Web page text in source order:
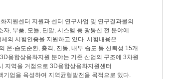
지원센터 지원과 센터 연구사업 및 연구결과물의
, 부품, 모듈, 단말, 시스템 등 광통신 전 분야에
의 시험인증을 지원하고 있다. 시험내용은
온·습도순환, 충격, 진동, 내부 습도 등 신뢰성 15개
융합상용화지원 분야는 기존 산업의 구조에 3차원
지역을 거점으로 3D융합상용화지원센터
업을 육성하여 지역균형발전을 목적으로 있다.